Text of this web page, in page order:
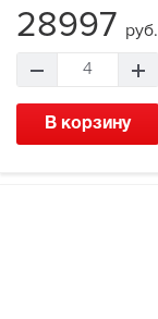
28997 руб.
4
В корзину